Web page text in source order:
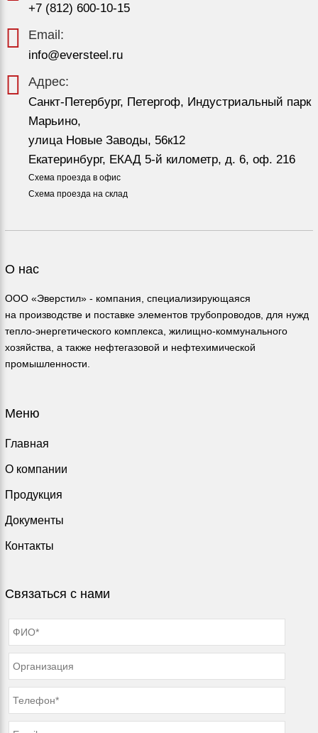
+7 (812) 600-10-15
Email:
info@eversteel.ru
Адрес:
Санкт-Петербург, Петергоф, Индустриальный парк
Марьино,
улица Новые Заводы, 56к12
Екатеринбург, ЕКАД 5-й километр, д. 6, оф. 216
Схема проезда в офис
Схема проезда на склад
О нас
ООО «Эверстил» - компания, специализирующаяся
на производстве и поставке элементов трубопроводов, для нужд
тепло-энергетического комплекса, жилищно-коммунального
хозяйства, а также нефтегазовой и нефтехимической
промышленности.
Меню
Главная
О компании
Продукция
Документы
Контакты
Связаться с нами